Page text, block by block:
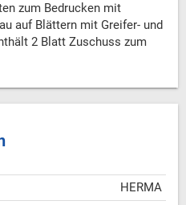
zum Bedrucken mit
auf Blättern mit Greifer- und
2 Blatt Zuschuss zum
HERMA